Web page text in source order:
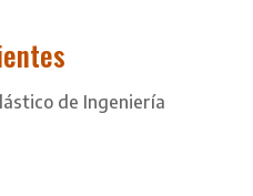
de Ingeniería